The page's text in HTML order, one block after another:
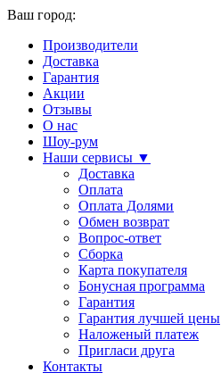
Ваш город:
Производители
Доставка
Гарантия
Акции
Отзывы
О нас
Шоу-рум
Наши сервисы ▼
Доставка
Оплата
Оплата Долями
Обмен возврат
Вопрос-ответ
Сборка
Карта покупателя
Бонусная программа
Гарантия
Гарантия лучшей цены
Наложеный платеж
Пригласи друга
Контакты